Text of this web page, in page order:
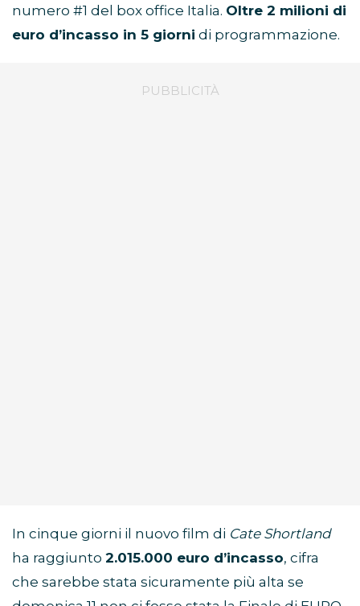
numero #1 del box office Italia. Oltre 2 milioni di
euro d’incasso in 5 giorni di programmazione.
In cinque giorni il nuovo film di Cate Shortland
ha raggiunto 2.015.000 euro d’incasso, cifra
che sarebbe stata sicuramente più alta se